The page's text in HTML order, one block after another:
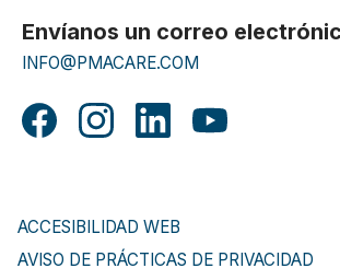
Envíanos un correo
INFO@PMACARE.COM
ACCESIBILIDAD WEB
AVISO DE PRÁCTICAS DE PRIVACIDAD